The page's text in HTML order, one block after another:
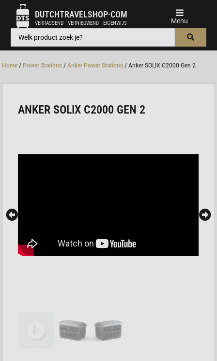
DUTCHTRAVELSHOP·COM
VERRASSEND · VERNIEUWEND · EIGENWIJS
Home / Power Stations /Anker Power Stations / Anker SOLIX C2000 Gen 2
ANKER SOLIX C2000 GEN 2